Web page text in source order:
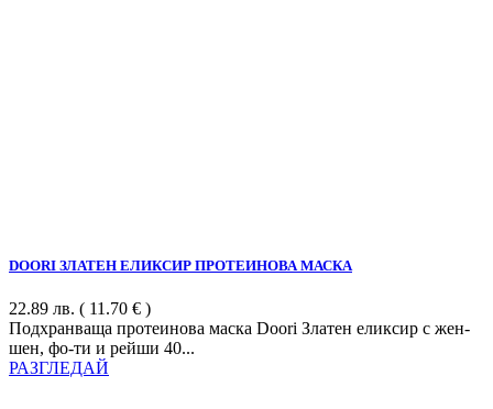
DOORI ЗЛАТЕН ЕЛИКСИР ПРОТЕИНОВА МАСКА
22.89 лв. ( 11.70 € )
Подхранваща протеинова маска Doori Златен еликсир с жен-
шен, фо-ти и рейши 40...
РАЗГЛЕДАЙ